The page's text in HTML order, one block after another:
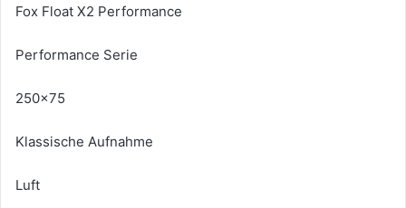
Fox Float X2 Performance
Performance Serie
250x75
Klassische Aufnahme
Luft